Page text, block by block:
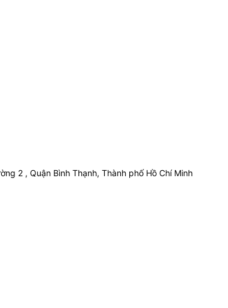
2 , Quận Bình Thạnh, Thành phố Hồ Chí Minh